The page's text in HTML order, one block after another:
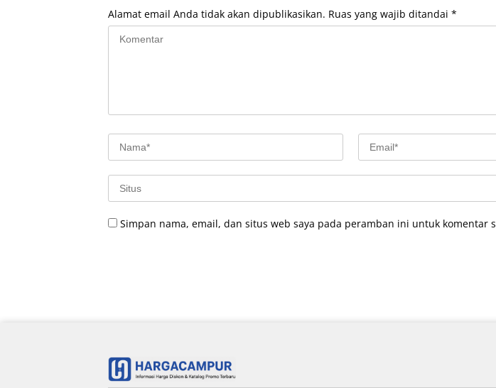
Alamat email Anda tidak akan dipublikasikan. Ruas yang wajib ditandai *
Simpan nama, email, dan situs web saya pada peramban ini untuk komentar